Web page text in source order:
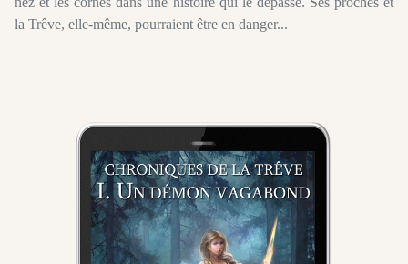
la Trêve, elle-même, pourraient être en danger...